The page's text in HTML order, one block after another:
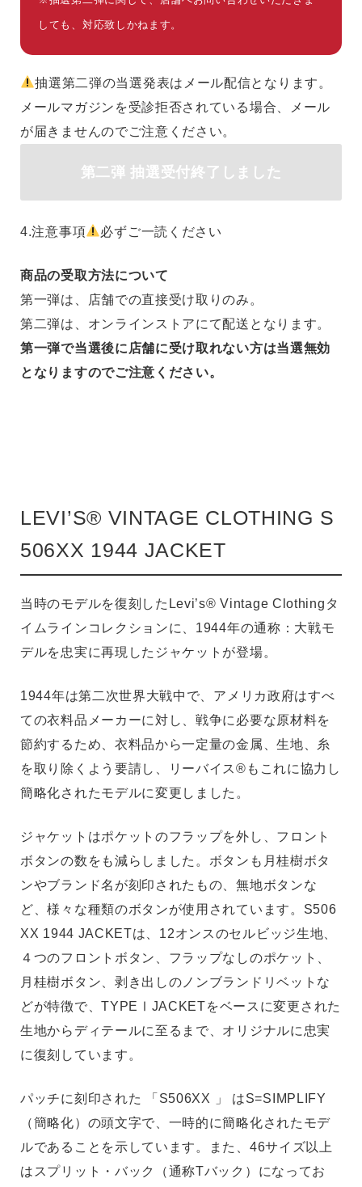
しても、対応致しかねます。
抽選第二弾の当選発表はメール配信となります。
メールマガジンを受診拒否されている場合、メール
が届きませんのでご注意ください。
第二弾 抽選受付終了しました
4.注意事項 必ずご一読ください
商品の受取方法について
第一弾は、店舗での直接受け取りのみ。
第二弾は、オンラインストアにて配送となります。
第一弾で当選後に店舗に受け取れない方は当選無効
となりますのでご注意ください。
LEVI’S® VINTAGE CLOTHING S
506XX 1944 JACKET
当時のモデルを復刻したLevi’s® Vintage Clothingタ
イムラインコレクションに、1944年の通称：大戦モ
デルを忠実に再現したジャケットが登場。
1944年は第二次世界大戦中で、アメリカ政府はすべ
ての衣料品メーカーに対し、戦争に必要な原材料を
節約するため、衣料品から一定量の金属、生地、糸
を取り除くよう要請し、リーバイス®もこれに協力し
簡略化されたモデルに変更しました。
ジャケットはポケットのフラップを外し、フロント
ボタンの数をも減らしました。ボタンも月桂樹ボタ
ンやブランド名が刻印されたもの、無地ボタンな
ど、様々な種類のボタンが使用されています。S506
XX 1944 JACKETは、12オンスのセルビッジ生地、
４つのフロントボタン、フラップなしのポケット、
月桂樹ボタン、剥き出しのノンブランドリベットな
どが特徴で、TYPEⅠJACKETをベースに変更された
生地からディテールに至るまで、オリジナルに忠実
に復刻しています。
パッチに刻印された 「S506XX 」 はS=SIMPLIFY
（簡略化）の頭文字で、一時的に簡略化されたモデ
ルであることを示しています。また、46サイズ以上
はスプリット・バック（通称Tバック）になってお